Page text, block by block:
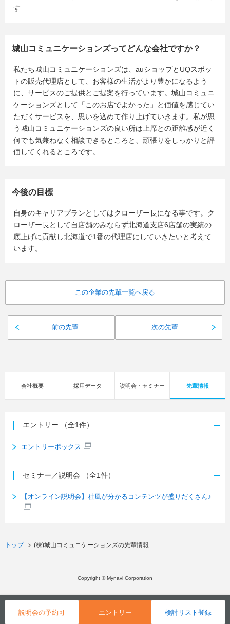
説明会の予約可 エントリー 検討リスト登録
す
城山コミュニケーションズってどんな会社ですか？
私たち城山コミュニケーションズは、auショップとUQスポッ
トの販売代理店として、お客様の生活がより豊かになるよう
に、サービスのご提供とご提案を行っています。城山コミュニ
ケーションズとして「このお店でよかった」と価値を感じてい
ただくサービスを、思いを込めて作り上げていきます。私が思
う城山コミュニケーションズの良い所は上席との距離感が近く
何でも気兼ねなく相談できるところと、頑張りをしっかりと評
価してくれるところです。
今後の目標
自身のキャリアプランとしてはクローザー長になる事です。ク
ローザー長として自店舗のみならず北海道支店6店舗の実績の
底上げに貢献し北海道で1番の代理店にしていきたいと考えて
います。
前の先輩
この企業の先輩一覧へ戻る
次の先輩
会社概要 採用データ 説明会・セミナー 先輩情報
エントリー （全1件）
エントリーボックス
セミナー／説明会 （全1件）
【オンライン説明会】社風が分かるコンテンツが盛りだくさん♪
トップ (株)城山コミュニケーションズの先輩情報
Copyright © Mynavi Corporation